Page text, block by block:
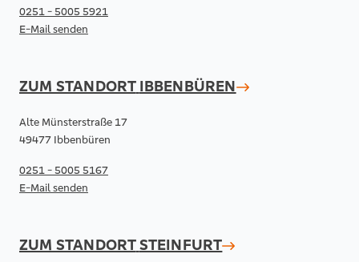
0251 - 5005 5921
E-Mail senden
ZUM STANDORT IBBENBÜREN
Alte Münsterstraße 17
49477 Ibbenbüren
0251 - 5005 5167
E-Mail senden
ZUM STANDORTSTEINFURT